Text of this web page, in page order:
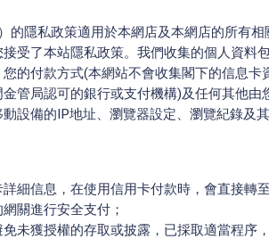
的隱私政策適用於本網店及本網店的所有相
受了本站隱私政策。我們收集的個人資料
的付款方式(本網站不會收集閣下的信息卡
管局認可的銀行或支付機構)及任何其他由
設備的IP地址、瀏覽器設定、瀏覽紀錄及
細信息，在使用信用卡付款時，會直接轉
關進行安全支付；
未獲授權的存取或披露，已採取適當程序